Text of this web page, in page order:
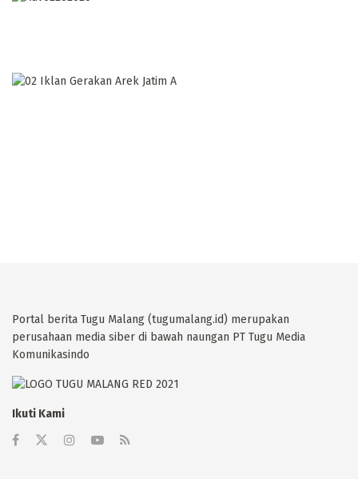
Portal berita Tugu Malang (tugumalang.id) merupakan
perusahaan media siber di bawah naungan PT Tugu Media
Komunikasindo
Ikuti Kami